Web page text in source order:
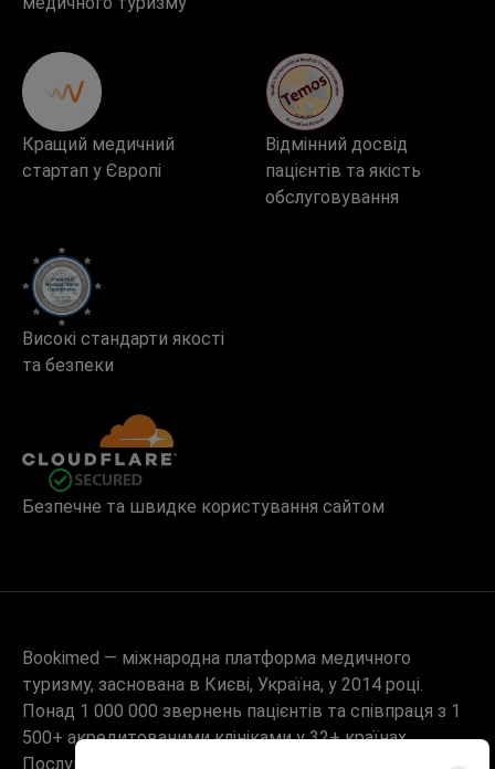
Кращий медичний
стартап у Європі
Відмінний досвід
пацієнтів та якість
обслуговування
Високі стандарти якості
та безпеки
Безпечне та швидке користування сайтом
Bookimed — міжнародна платформа медичного
туризму, заснована в Києві, Україна, у 2014 році.
Понад 1 000 000 звернень пацієнтів та співпраця з 1
500+ акредитованими клініками у 32+ країнах.
Послуга безкоштовна для пацієнта – він сплачує